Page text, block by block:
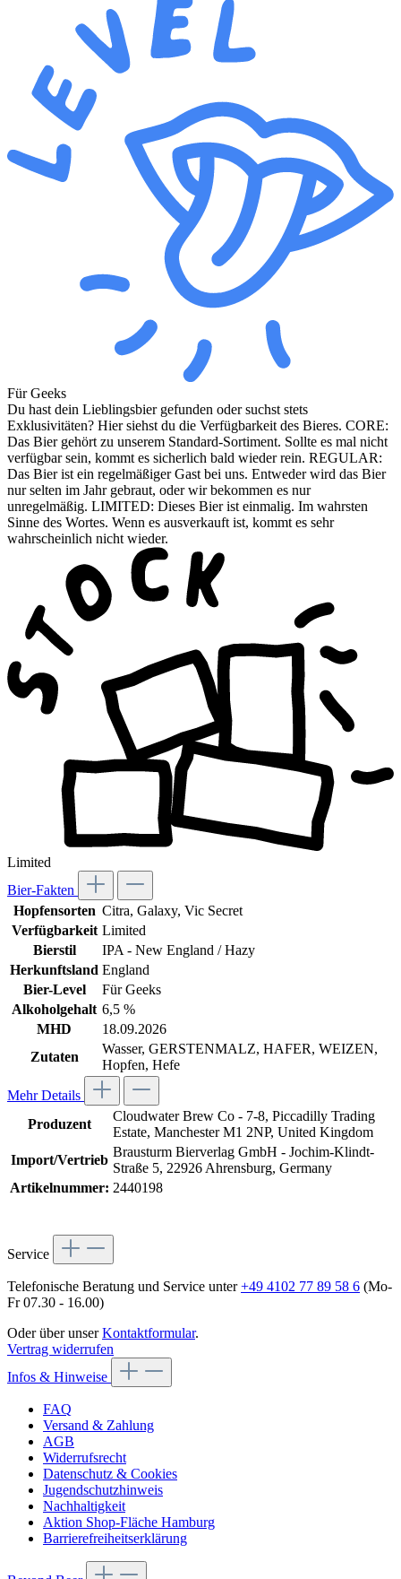
Für Geeks
Du hast dein Lieblingsbier gefunden oder suchst stets
Exklusivitäten? Hier siehst du die Verfügbarkeit des Bieres. CORE:
Das Bier gehört zu unserem Standard-Sortiment. Sollte es mal nicht
verfügbar sein, kommt es sicherlich bald wieder rein. REGULAR:
Das Bier ist ein regelmäßiger Gast bei uns. Entweder wird das Bier
nur selten im Jahr gebraut, oder wir bekommen es nur
unregelmäßig. LIMITED: Dieses Bier ist einmalig. Im wahrsten
Sinne des Wortes. Wenn es ausverkauft ist, kommt es sehr
wahrscheinlich nicht wieder.
Limited
Bier-Fakten
Hopfensorten Citra, Galaxy, Vic Secret
Verfügbarkeit Limited
Bierstil
IPA - New England / Hazy
Herkunftsland England
Bier-Level
Für Geeks
Alkoholgehalt 6,5 %
MHD
18.09.2026
Zutaten
Wasser, GERSTENMALZ, HAFER, WEIZEN,
Hopfen, Hefe
Mehr Details
Produzent
Cloudwater Brew Co - 7-8, Piccadilly Trading
Estate, Manchester M1 2NP, United Kingdom
Import/Vertrieb
Brausturm Bierverlag GmbH - Jochim-Klindt-
Straße 5, 22926 Ahrensburg, Germany
Artikelnummer: 2440198
Service
Telefonische Beratung und Service unter+49 4102 77 89 58 6 (Mo-
Fr 07.30 - 16.00)
Oder über unserKontaktformular.
Vertrag widerrufen
Infos & Hinweise
FAQ
Versand & Zahlung
AGB
Widerrufsrecht
Datenschutz & Cookies
Jugendschutzhinweis
Nachhaltigkeit
Aktion Shop-Fläche Hamburg
Barrierefreiheitserklärung